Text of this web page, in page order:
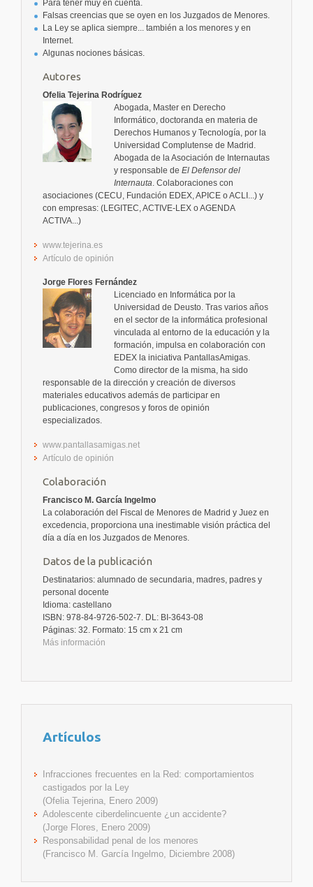
Para tener muy en cuenta.
Falsas creencias que se oyen en los Juzgados de Menores.
La Ley se aplica siempre... también a los menores y en
Internet.
Algunas nociones básicas.
Autores
Ofelia Tejerina Rodríguez
Abogada, Master en Derecho
Informático, doctoranda en materia de
Derechos Humanos y Tecnología, por la
Universidad Complutense de Madrid.
Abogada de la Asociación de Internautas
y responsable de El Defensor del
Internauta . Colaboraciones con
asociaciones (CECU, Fundación EDEX, APICE o ACLI...) y
con empresas: (LEGITEC, ACTIVE-LEX o AGENDA
ACTIVA...)
www.tejerina.es
Artículo de opinión
Jorge Flores Fernández
Licenciado en Informática por la
Universidad de Deusto. Tras varios años
en el sector de la informática profesional
vinculada al entorno de la educación y la
formación, impulsa en colaboración con
EDEX la iniciativa PantallasAmigas.
Como director de la misma, ha sido
responsable de la dirección y creación de diversos
materiales educativos además de participar en
publicaciones, congresos y foros de opinión
especializados.
www.pantallasamigas.net
Artículo de opinión
Colaboración
Francisco M. García Ingelmo
La colaboración del Fiscal de Menores de Madrid y Juez en
excedencia, proporciona una inestimable visión práctica del
día a día en los Juzgados de Menores.
Datos de la publicación
Destinatarios: alumnado de secundaria, madres, padres y
personal docente
Idioma: castellano
ISBN: 978-84-9726-502-7. DL: BI-3643-08
Páginas: 32. Formato: 15 cm x 21 cm
Más información
Artículos
Infracciones frecuentes en la Red: comportamientos
castigados por la Ley
(Ofelia Tejerina, Enero 2009)
Adolescente ciberdelincuente ¿un accidente?
(Jorge Flores, Enero 2009)
Responsabilidad penal de los menores
(Francisco M. García Ingelmo, Diciembre 2008)